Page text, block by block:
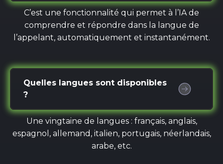
C’est une fonctionnalité qui permet à l’IA de
comprendre et répondre dans la langue de
l’appelant, automatiquement et instantanément.
Quelles langues sont disponibles
?
Une vingtaine de langues : français, anglais,
espagnol, allemand, italien, portugais, néerlandais,
arabe, etc.